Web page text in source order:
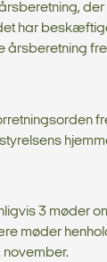
har
årsberetning
3 møder
møder
november.